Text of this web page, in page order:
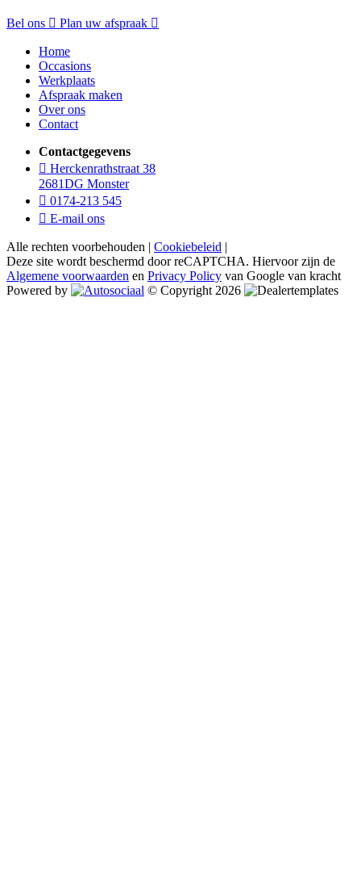
Bel ons Plan uw afspraak
Home
Occasions
Werkplaats
Afspraak maken
Over ons
Contact
Contactgegevens
Herckenrathstraat 38
2681DG Monster
0174-213 545
E-mail ons
Alle rechten voorbehouden | Cookiebeleid |
Deze site wordt beschermd door reCAPTCHA. Hiervoor zijn de
Algemene voorwaarden en Privacy Policy van Google van kracht
Powered by
© Copyright 2026